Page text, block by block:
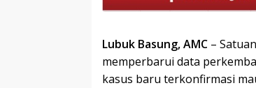
Lubuk Basung, AMC –
memperbarui data
kasus baru terkonfirmasi